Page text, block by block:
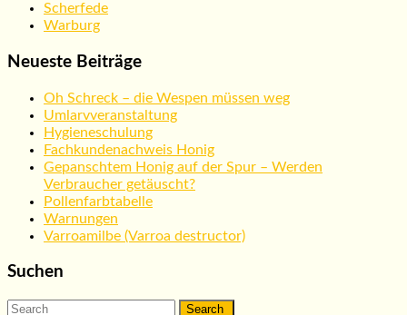
Scherfede
Warburg
Neueste Beiträge
Oh Schreck – die Wespen müssen weg
Umlarvveranstaltung
Hygieneschulung
Fachkundenachweis Honig
Gepanschtem Honig auf der Spur – Werden
Verbraucher getäuscht?
Pollenfarbtabelle
Warnungen
Varroamilbe (Varroa destructor)
Suchen
Search